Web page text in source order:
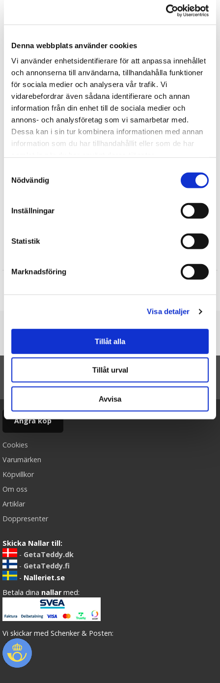
Denna webbplats använder cookies
Vi använder enhetsidentifierare för att anpassa innehållet
och annonserna till användarna, tillhandahålla funktioner
för sociala medier och analysera vår trafik. Vi
vidarebefordrar även sådana identifierare och annan
information från din enhet till de sociala medier och
annons- och analysföretag som vi samarbetar med.
Dessa kan i sin tur kombinera informationen med annan
information som du har tillhandahållit eller som de har
Nödvändig
Inställningar
Statistik
Marknadsföring
Visa detaljer
Tillåt alla
Tillåt urval
Avvisa
Alla nallar från Teddykompaniet är CE-märkta och testade i
nallen är barnsäker, alla detaljer på nallarna är därmed
dragfasta. Nallarna är eld- och flamsäkra i sitt material utan
tillsatt flamskyddsmedel. Nallarna är kemikaliefria, all infärgning
är gjord av giftfria färger och plastdetaljer är gjorda av giftfri
plastmassa.
Mjukisdjuren från Teddykompaniet kan tvättas i maskin i
Tipsa
Upptäck mer
Mjukisdjur
Gosedjur
Produkten har inga recensioner
Skriv en recension
Du är här
Beanies Kanin - Teddykompaniet (Brun)
TILL TOPPEN
Ångra köp
Cookies
Varumärken
Köpvillkor
Om oss
Artiklar
Doppresenter
Skicka Nallar till:
- GetaTeddy.dk
- GetaTeddy.fi
- Nalleriet.se
Betala dina nallar med:
Vi skickar med Schenker & Posten: